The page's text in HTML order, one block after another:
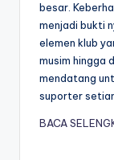
besar.
menjadi bukti
elemen klub
musim hingga
mendatang
suporter
BACA